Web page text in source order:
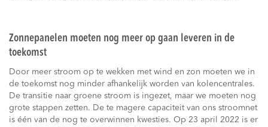
Zonnepanelen moeten nog meer op gaan leveren in de
toekomst
Door meer stroom op te wekken met wind en zon moeten we in
de toekomst nog minder afhankelijk worden van kolencentrales.
De transitie naar groene stroom is ingezet, maar we moeten nog
grote stappen zetten. De te magere capaciteit van ons stroomnet
is één van de nog te overwinnen kwesties. Op 23 april 2022 is er